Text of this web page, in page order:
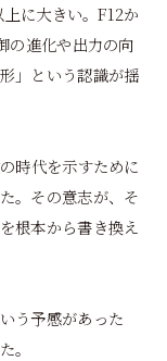
に大きい。F12か
の進化や出力の向
」という認識が揺
時代を示すために
。その意志が、そ
根本から書き換え
う予感があった
。